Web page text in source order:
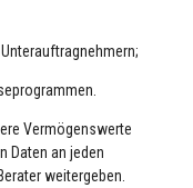
Vermögenswerte
Daten an jeden
weitergeben.